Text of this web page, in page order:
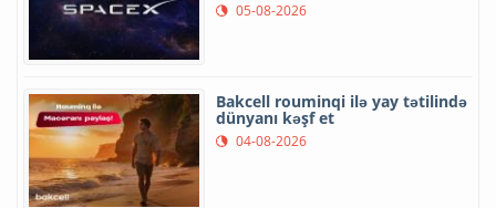
05-08-2026
Bakcell rouminqi ilə yay tətilində
dünyanı kəşf et
04-08-2026